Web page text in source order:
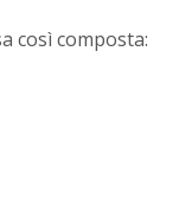
così composta: